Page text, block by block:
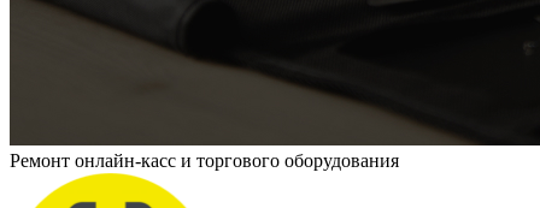
Ремонт онлайн-касс и торгового оборудования